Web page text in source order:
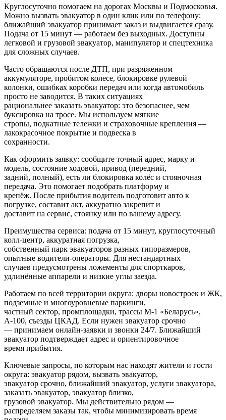
Круглосуточно помогаем на дорогах Москвы и Подмосковья.
Можно вызвать эвакуатор в один клик или по телефону:
ближайший эвакуатор принимает заказ и выдвигается сразу.
Подача от 15 минут — работаем без выходных. Доступны
легковой и грузовой эвакуатор, манипулятор и спецтехника
для сложных случаев.
Часто обращаются после ДТП, при разряженном
аккумуляторе, пробитом колесе, блокировке рулевой
колонки, ошибках коробки передач или когда автомобиль
просто не заводится. В таких ситуациях
рациональнее заказать эвакуатор: это безопаснее, чем
буксировка на тросе. Мы используем мягкие
стропы, подкатные тележки и страховочные крепления —
лакокрасочное покрытие и подвеска в
сохранности.
Как оформить заявку: сообщите точный адрес, марку и
модель, состояние ходовой, привод (передний,
задний, полный), есть ли блокировка колёс и стояночная
передача. Это помогает подобрать платформу и
крепёж. После прибытия водитель подготовит авто к
погрузке, составит акт, аккуратно закрепит и
доставит на сервис, стоянку или по вашему адресу.
Преимущества сервиса: подача от 15 минут, круглосуточный
колл‑центр, аккуратная погрузка,
собственный парк эвакуаторов разных типоразмеров,
опытные водители-операторы. Для нестандартных
случаев предусмотрены ложементы для спорткаров,
удлинённые аппарели и низкие углы заезда.
Работаем по всей территории округа: дворы новостроек и ЖК,
подземные и многоуровневые паркинги,
частный сектор, промплощадки, трассы М‑1 «Беларусь»,
А‑100, съезды ЦКАД. Если нужен эвакуатор срочно
— принимаем онлайн-заявки и звонки 24/7. Ближайший
эвакуатор подтверждает адрес и ориентировочное
время прибытия.
Ключевые запросы, по которым нас находят жители и гости
округа: эвакуатор рядом, вызвать эвакуатор,
эвакуатор срочно, ближайший эвакуатор, услуги эвакуатора,
заказать эвакуатор, эвакуатор близко,
грузовой эвакуатор. Мы действительно рядом —
распределяем заказы так, чтобы минимизировать время